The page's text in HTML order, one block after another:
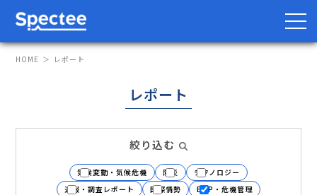
Spectee Pro
HOME レポート
レポート
絞り込む
気候変動・気候危機 防災
テクノロジー
速報・調査レポート
国際情勢
BCP・危機管理